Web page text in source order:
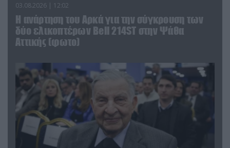
03.08.2026 | 12:02
Η ανάρτηση του Αρκά για την σύγκρουση των
δύο ελικοπτέρων Bell 214ST στην Ψάθα
Αττικής (φωτο)